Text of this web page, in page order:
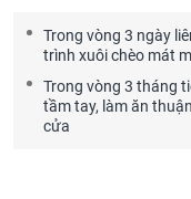
Trong vòng 3 ngày
trình xuôi chèo mát
Trong vòng 3 tháng
tầm tay, làm ăn
cửa